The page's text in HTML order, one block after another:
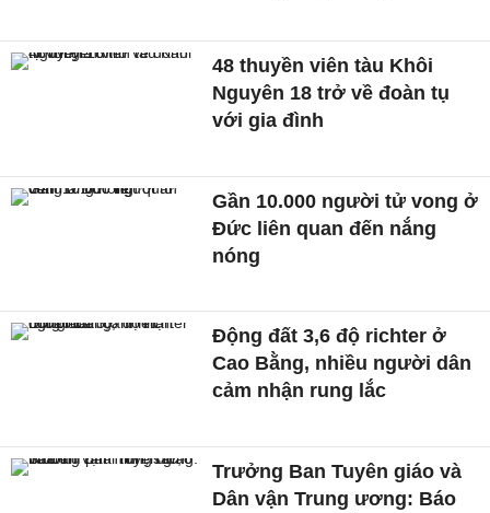
48 thuyền viên tàu Khôi
Nguyên 18 trở về đoàn tụ
với gia đình
Gần 10.000 người tử vong ở
Đức liên quan đến nắng
nóng
Động đất 3,6 độ richter ở
Cao Bằng, nhiều người dân
cảm nhận rung lắc
Trưởng Ban Tuyên giáo và
Dân vận Trung ương: Báo